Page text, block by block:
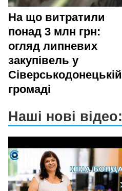
На що витратили
понад 3 млн грн:
огляд липневих
закупівель у
Сіверськодонецькій
громаді
Наші нові відео: